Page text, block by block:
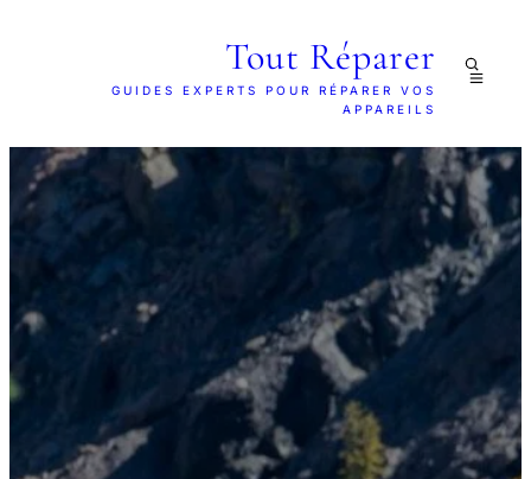
Tout Réparer
GUIDES EXPERTS POUR RÉPARER VOS
APPAREILS